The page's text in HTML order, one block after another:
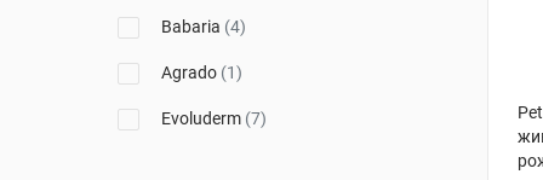
Babaria (4)
Agrado (1)
Evoluderm (7)